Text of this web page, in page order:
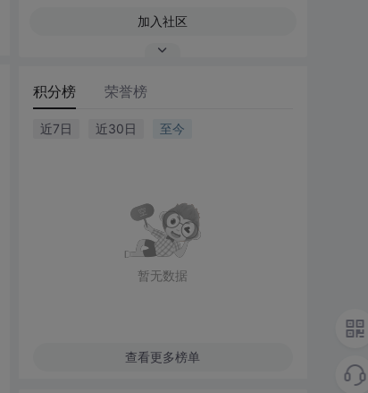
加入社区
积分榜 荣誉榜
近7日 近30日 至今
暂无数据
查看更多榜单